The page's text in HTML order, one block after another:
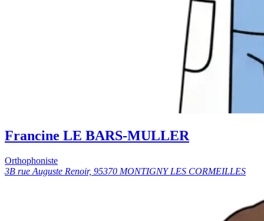
Francine LE BARS-MULLER
Orthophoniste
3B rue Auguste Renoir, 95370 MONTIGNY LES CORMEILLES